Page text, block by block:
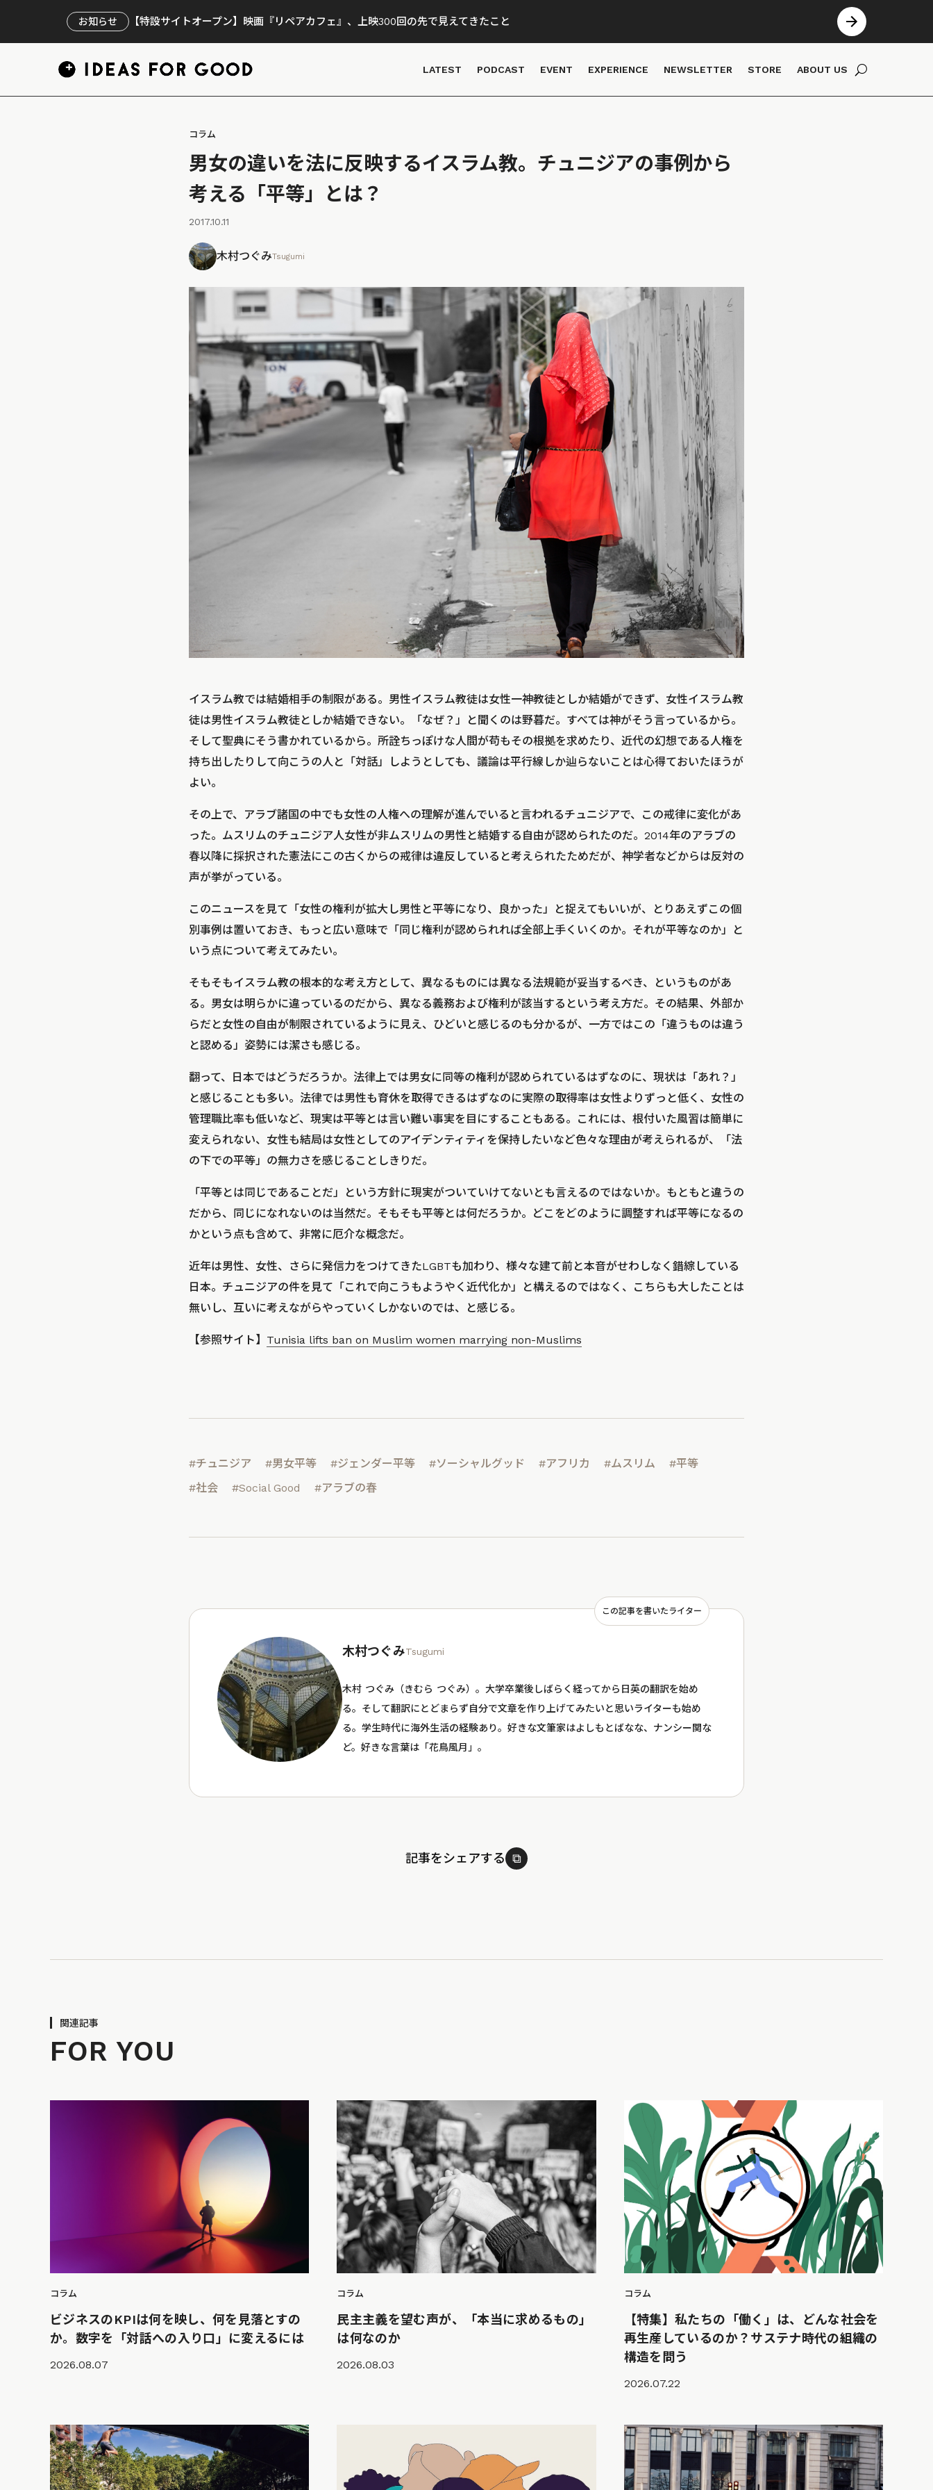
お知らせ 【特設サイトオープン】映画『リペアカフェ』、上映300回の先で見えてきたこと
LATEST PODCAST EVENT EXPERIENCE NEWSLETTER STORE ABOUT US
コラム
男女の違いを法に反映するイスラム教。チュニジアの事例から
考える「平等」とは？
2017.10.11
木村つぐみTsugumi
イスラム教では結婚相手の制限がある。男性イスラム教徒は女性一神教徒としか結婚ができず、女性イスラム教
徒は男性イスラム教徒としか結婚できない。「なぜ？」と聞くのは野暮だ。すべては神がそう言っているから。
そして聖典にそう書かれているから。所詮ちっぽけな人間が苟もその根拠を求めたり、近代の幻想である人権を
持ち出したりして向こうの人と「対話」しようとしても、議論は平行線しか辿らないことは心得ておいたほうが
よい。
その上で、アラブ諸国の中でも女性の人権への理解が進んでいると言われるチュニジアで、この戒律に変化があ
った。ムスリムのチュニジア人女性が非ムスリムの男性と結婚する自由が認められたのだ。2014年のアラブの
春以降に採択された憲法にこの古くからの戒律は違反していると考えられたためだが、神学者などからは反対の
声が挙がっている。
このニュースを見て「女性の権利が拡大し男性と平等になり、良かった」と捉えてもいいが、とりあえずこの個
別事例は置いておき、もっと広い意味で「同じ権利が認められれば全部上手くいくのか。それが平等なのか」と
いう点について考えてみたい。
そもそもイスラム教の根本的な考え方として、異なるものには異なる法規範が妥当するべき、というものがあ
る。男女は明らかに違っているのだから、異なる義務および権利が該当するという考え方だ。その結果、外部か
らだと女性の自由が制限されているように見え、ひどいと感じるのも分かるが、一方ではこの「違うものは違う
と認める」姿勢には潔さも感じる。
翻って、日本ではどうだろうか。法律上では男女に同等の権利が認められているはずなのに、現状は「あれ？」
と感じることも多い。法律では男性も育休を取得できるはずなのに実際の取得率は女性よりずっと低く、女性の
管理職比率も低いなど、現実は平等とは言い難い事実を目にすることもある。これには、根付いた風習は簡単に
変えられない、女性も結局は女性としてのアイデンティティを保持したいなど色々な理由が考えられるが、「法
の下での平等」の無力さを感じることしきりだ。
「平等とは同じであることだ」という方針に現実がついていけてないとも言えるのではないか。もともと違うの
だから、同じになれないのは当然だ。そもそも平等とは何だろうか。どこをどのように調整すれば平等になるの
かという点も含めて、非常に厄介な概念だ。
近年は男性、女性、さらに発信力をつけてきたLGBTも加わり、様々な建て前と本音がせわしなく錯綜している
日本。チュニジアの件を見て「これで向こうもようやく近代化か」と構えるのではなく、こちらも大したことは
無いし、互いに考えながらやっていくしかないのでは、と感じる。
【参照サイト】 Tunisia lifts ban on Muslim women marrying non-Muslims
#チュニジア #男女平等 #ジェンダー平等 #ソーシャルグッド #アフリカ #ムスリム
#平等
#社会
#Social Good #アラブの春
この記事を書いたライター
木村つぐみTsugumi
木村 つぐみ（きむら つぐみ）。大学卒業後しばらく経ってから日英の翻訳を始め
る。そして翻訳にとどまらず自分で文章を作り上げてみたいと思いライターも始め
る。学生時代に海外生活の経験あり。好きな文筆家はよしもとばなな、ナンシー関な
ど。好きな言葉は「花鳥風月」。
記事をシェアする ⧉
関連記事
FOR YOU
コラム
ビジネスのKPIは何を映し、何を見落とすの
か。数字を「対話への入り口」に変えるには
2026.08.07
コラム
民主主義を望む声が、「本当に求めるもの」
は何なのか
2026.08.03
コラム
【特集】私たちの「働く」は、どんな社会を
再生産しているのか？サステナ時代の組織の
構造を問う
2026.07.22